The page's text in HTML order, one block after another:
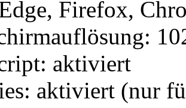
Firefox,
aktiviert
aktiviert (nur